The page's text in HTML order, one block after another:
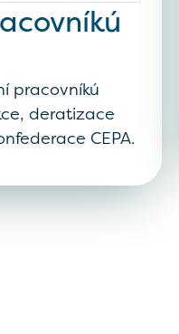
pracovníkú
deratizace
CEPA.